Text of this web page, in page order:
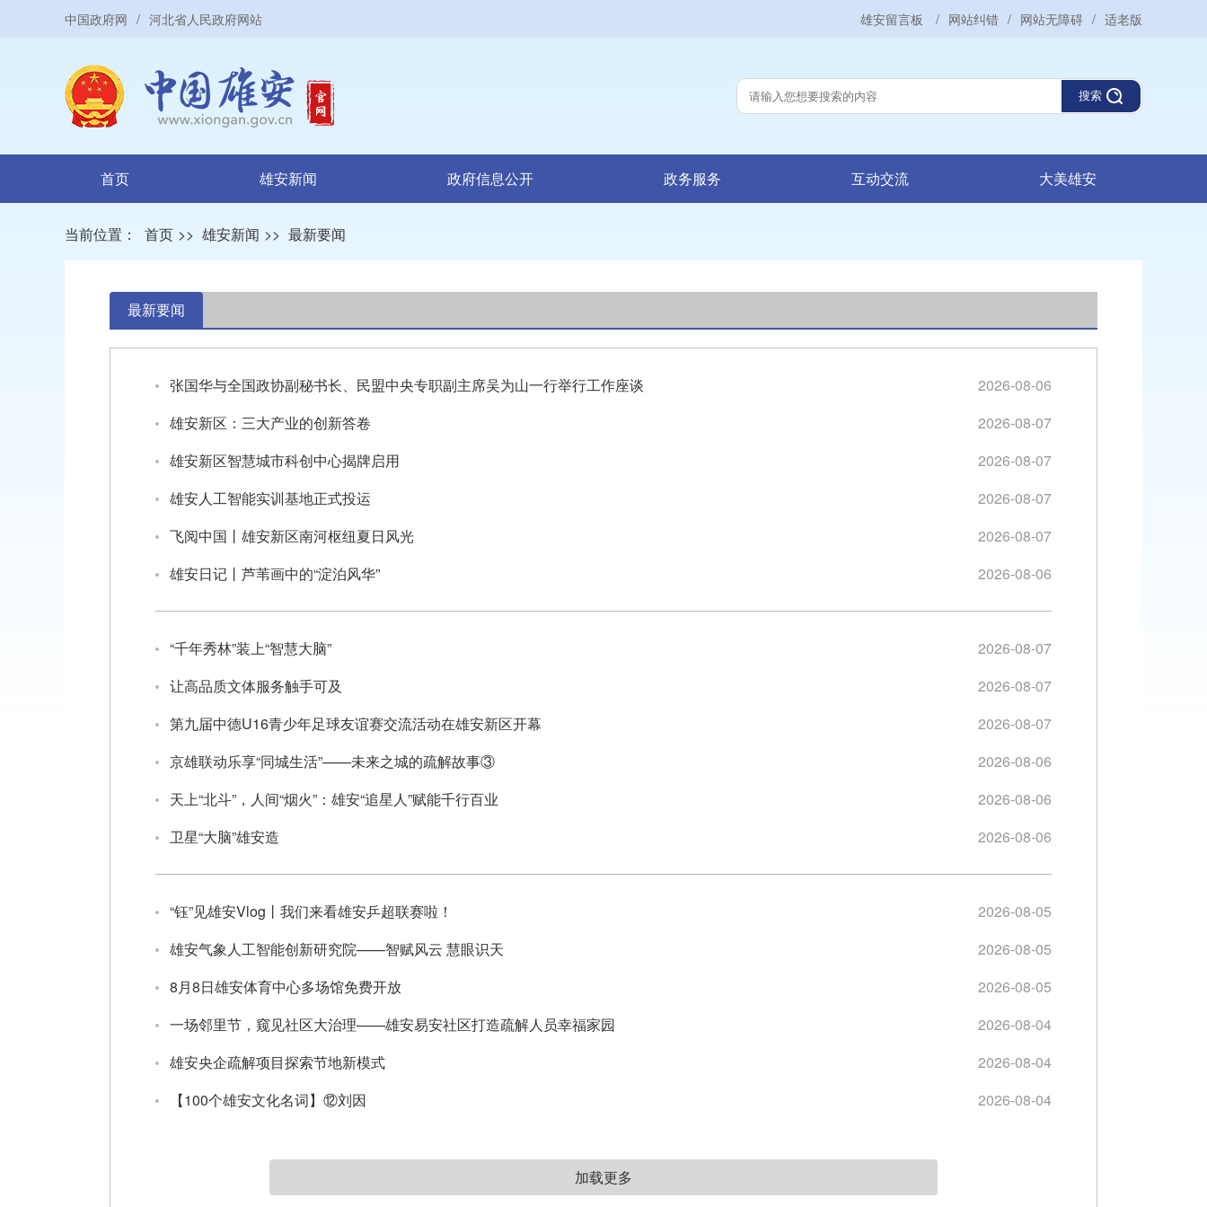
中国政府网 / 河北省人民政府网站 雄安留言板 / 网站纠错 / 网站无障碍 / 适老版
搜索
首页 雄安新闻 政府信息公开 政务服务 互动交流 大美雄安
当前位置： 首页 >> 雄安新闻 >> 最新要闻
最新要闻
张国华与全国政协副秘书长、民盟中央专职副主席吴为山一行举行工作座谈
2026-08-06
雄安新区：三大产业的创新答卷
2026-08-07
雄安新区智慧城市科创中心揭牌启用
2026-08-07
雄安人工智能实训基地正式投运
2026-08-07
飞阅中国丨雄安新区南河枢纽夏日风光
2026-08-07
雄安日记丨芦苇画中的“淀泊风华”
2026-08-06
“千年秀林”装上“智慧大脑”
2026-08-07
让高品质文体服务触手可及
2026-08-07
第九届中德U16青少年足球友谊赛交流活动在雄安新区开幕
2026-08-07
京雄联动乐享“同城生活”——未来之城的疏解故事③
2026-08-06
天上“北斗”，人间“烟火”：雄安“追星人”赋能千行百业
2026-08-06
卫星“大脑”雄安造
2026-08-06
“钰”见雄安Vlog丨我们来看雄安乒超联赛啦！
2026-08-05
雄安气象人工智能创新研究院——智赋风云 慧眼识天
2026-08-05
8月8日雄安体育中心多场馆免费开放
2026-08-05
一场邻里节，窥见社区大治理——雄安易安社区打造疏解人员幸福家园
2026-08-04
雄安央企疏解项目探索节地新模式
2026-08-04
【100个雄安文化名词】⑫刘因
2026-08-04
加载更多